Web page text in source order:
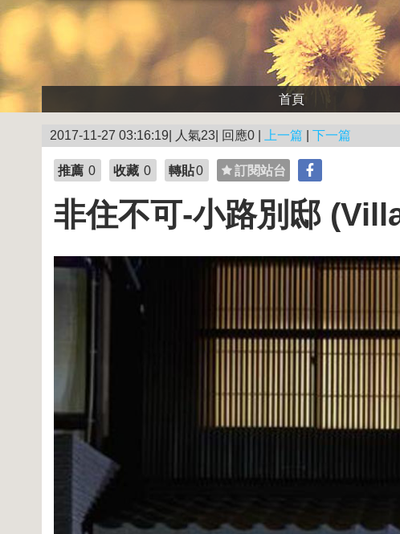
首頁
2017-11-27 03:16:19| 人氣23| 回應0 | 上一篇 下一篇
推薦 0 收藏 0 轉貼0 訂閱站台
非住不可-小路別邸